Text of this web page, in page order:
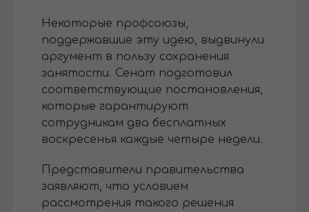
Некоторые профсоюзы,
поддержавшие эту идею, выдвинули
аргумент в пользу сохранения
занятости. Сенат подготовил
соответствующие постановления,
которые гарантируют
сотрудникам два бесплатных
воскресенья каждые четыре недели.
Представители правительства
заявляют, что условием
рассмотрения такого решения